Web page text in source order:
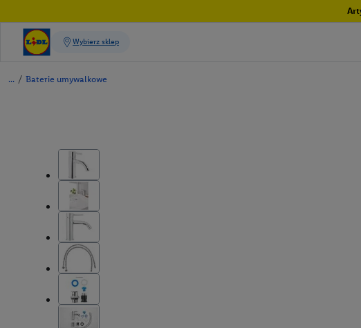
/ Baterie umywalkowe